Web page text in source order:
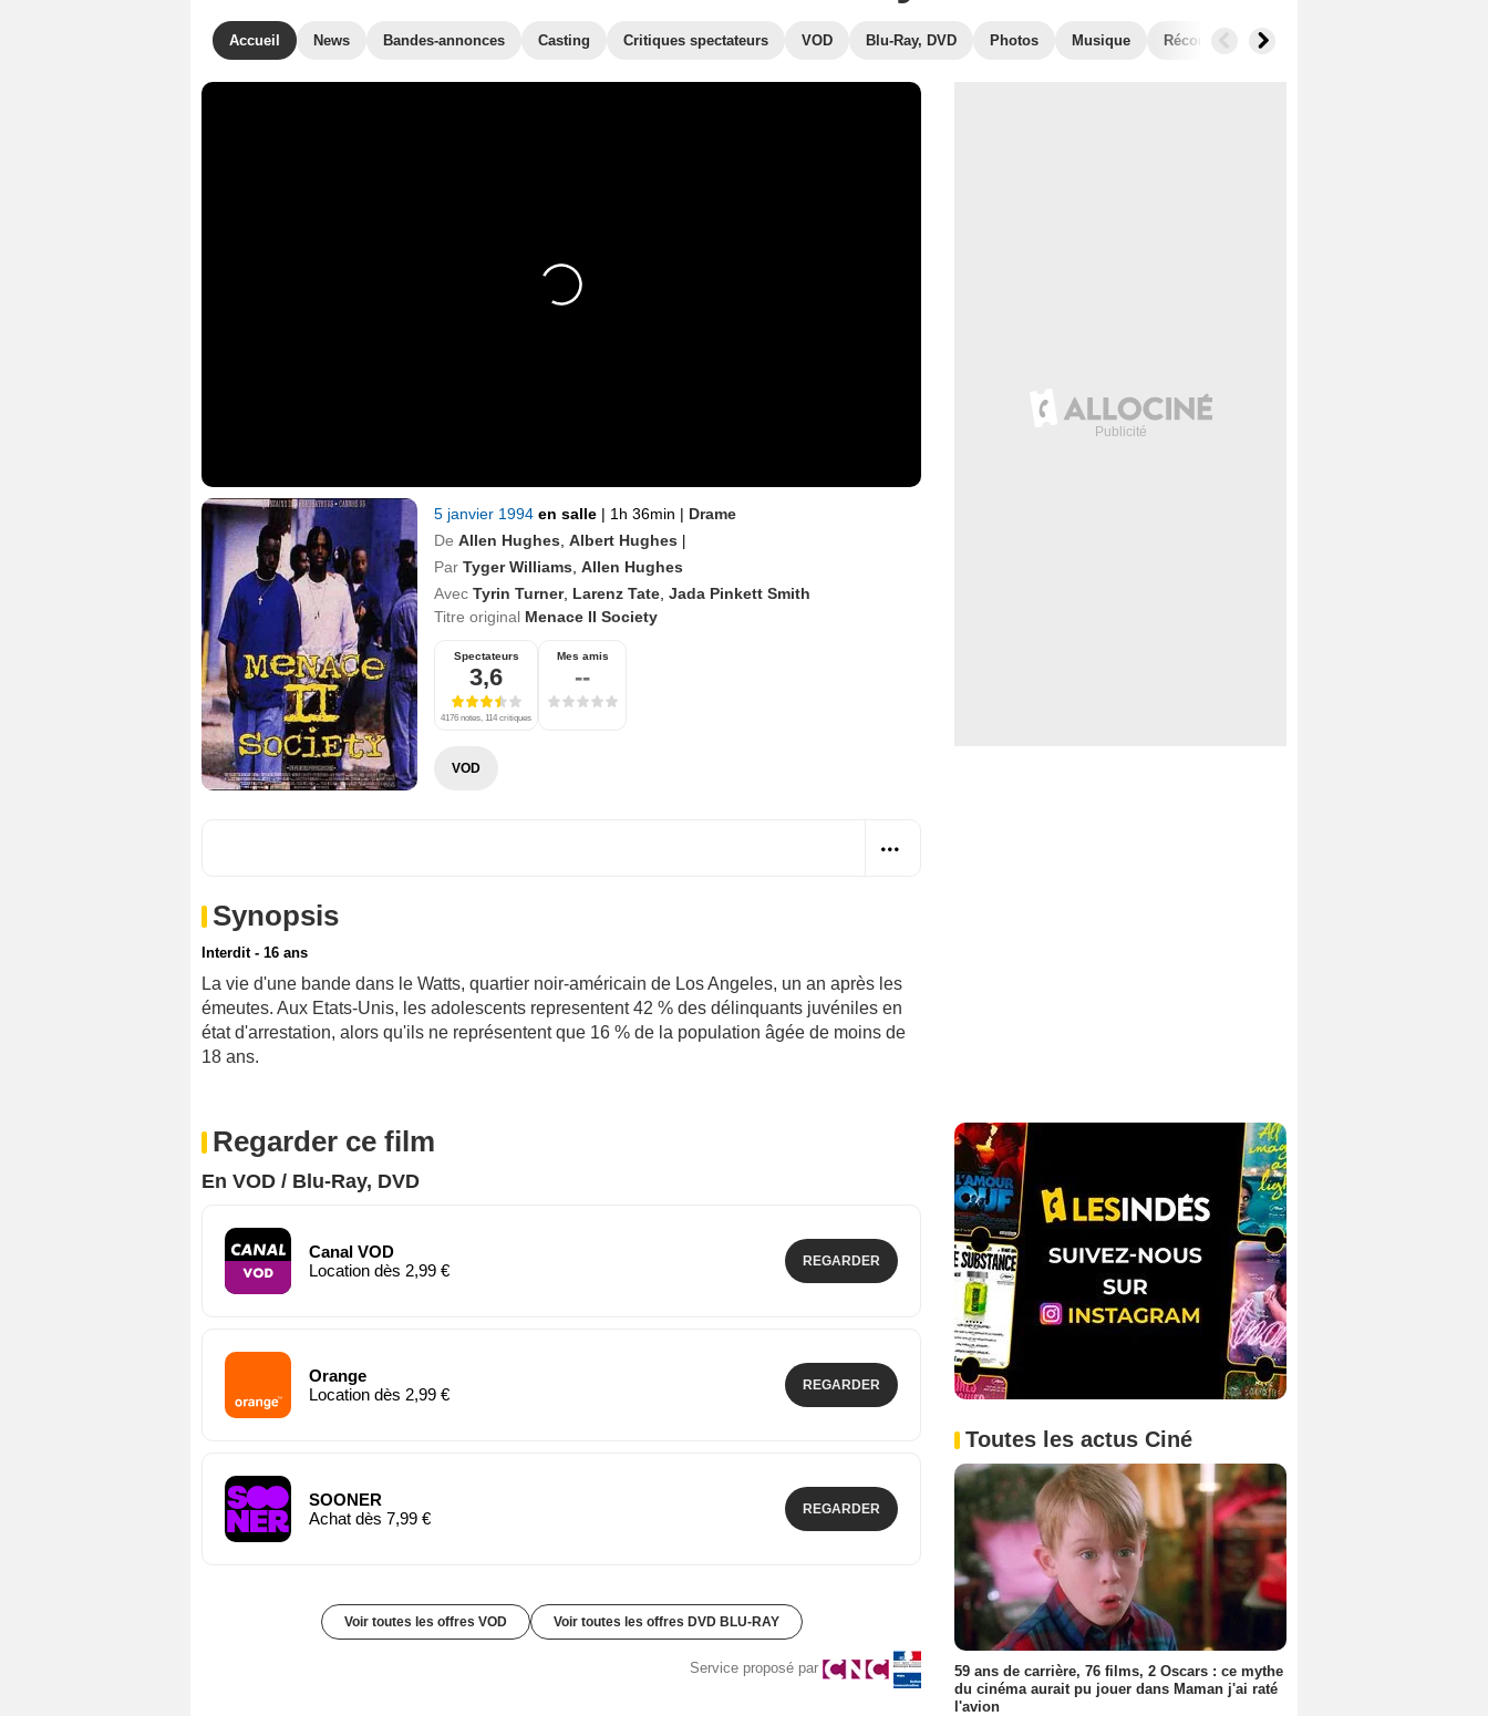
Accueil News Bandes-annonces Casting Critiques spectateurs VOD Blu-Ray, DVD Photos Musique Récompenses
5 janvier 1994 en salle | 1h 36min | Drame
De Allen Hughes Albert Hughes |
Par Tyger Williams Allen Hughes
Avec Tyrin Turner, Larenz Tate Jada Pinkett Smith
Titre original Menace II Society
Spectateurs
3,6
4176 notes, 114 critiques
Mes amis
--
VOD
Synopsis
Interdit - 16 ans
La vie d'une bande dans le Watts, quartier noir-américain de Los Angeles, un an après les
émeutes. Aux Etats-Unis, les adolescents representent 42 % des délinquants juvéniles en
état d'arrestation, alors qu'ils ne représentent que 16 % de la population âgée de moins de
18 ans.
Regarder ce film
En VOD / Blu-Ray, DVD
Canal VOD
Location dès 2,99 €
REGARDER
Orange
Location dès 2,99 €
REGARDER
SOONER
Achat dès 7,99 €
REGARDER
Voir toutes les offres VOD Voir toutes les offres DVD BLU-RAY
Service proposé par
Toutes les actus Ciné
59 ans de carrière, 76 films, 2 Oscars : ce mythe
du cinéma aurait pu jouer dans Maman j'ai raté
l'avion